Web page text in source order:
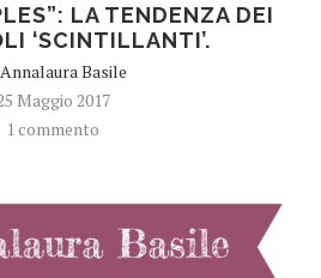
LA TENDENZA DEI
‘SCINTILLANTI’.
Annalaura Basile
Maggio 2017
1 commento